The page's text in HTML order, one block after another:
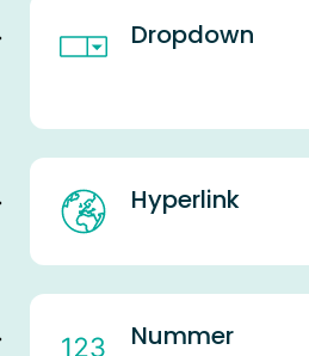
Dropdown
Hyperlink
Nummer